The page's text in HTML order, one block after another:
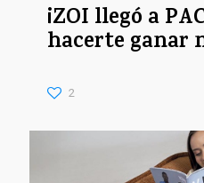
¡ZOI llegó a
hacerte ganar
2